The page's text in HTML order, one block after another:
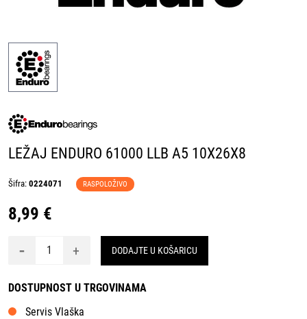
LEŽAJ ENDURO 61000 LLB A5 10X26X8
Šifra: 0224071 RASPOLOŽIVO
8,99 €
- + DODAJTE U KOŠARICU
DOSTUPNOST U TRGOVINAMA
Servis Vlaška